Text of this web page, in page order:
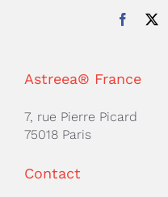
Astreea® France
7, rue Pierre Picard
75018 Paris
Contact